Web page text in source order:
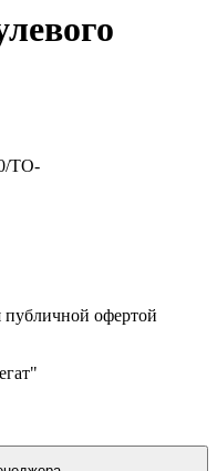
ТО-
публичной офертой